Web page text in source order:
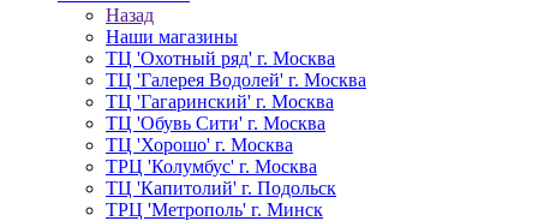
Назад
Наши магазины
ТЦ 'Охотный ряд' г. Москва
ТЦ 'Галерея Водолей' г. Москва
ТЦ 'Гагаринский' г. Москва
ТЦ 'Обувь Сити' г. Москва
ТЦ 'Хорошо' г. Москва
ТРЦ 'Колумбус' г. Москва
ТЦ 'Капитолий' г. Подольск
ТРЦ 'Метрополь' г. Минск